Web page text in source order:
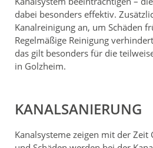
dabei besonders effektiv.
Kanalreinigung an, um Schäden
Regelmäßige Reinigung
das gilt besonders für die
in Golzheim.
KANALSANIERUNG
Kanalsysteme zeigen mit der Zeit